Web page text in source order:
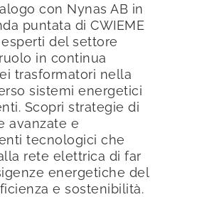
con Nynas AB in
puntata di CWIEME
del settore
in continua
trasformatori nella
sistemi energetici
Scopri strategie di
avanzate e
tecnologici che
rete elettrica di far
energetiche del
e sostenibilità.